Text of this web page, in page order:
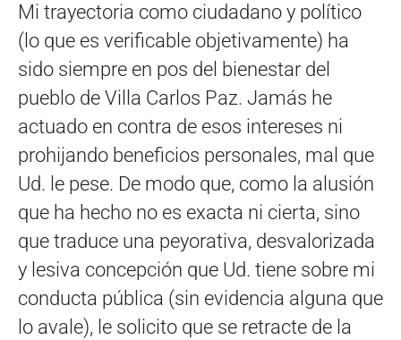
Mi trayectoria como ciudadano y político
(lo que es verificable objetivamente) ha
sido siempre en pos del bienestar del
pueblo de Villa Carlos Paz. Jamás he
actuado en contra de esos intereses ni
prohijando beneficios personales, mal que
Ud. le pese. De modo que, como la alusión
que ha hecho no es exacta ni cierta, sino
que traduce una peyorativa, desvalorizada
y lesiva concepción que Ud. tiene sobre mi
conducta pública (sin evidencia alguna que
lo avale), le solicito que se retracte de la